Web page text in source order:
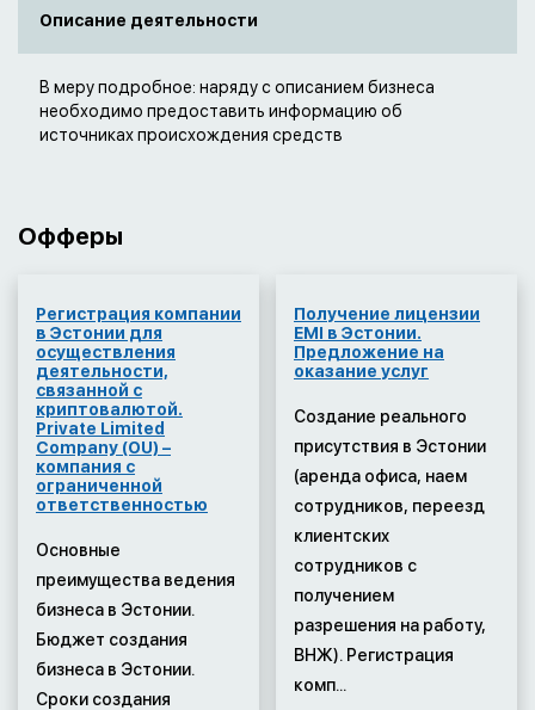
Описание деятельности
В меру подробное: наряду с описанием бизнеса
необходимо предоставить информацию об
источниках происхождения средств
Офферы
Регистрация компании
в Эстонии для
осуществления
деятельности,
связанной с
криптовалютой.
Private Limited
Company (OU) –
компания с
ограниченной
ответственностью
Основные
преимущества ведения
бизнеса в Эстонии.
Бюджет создания
бизнеса в Эстонии.
Сроки создания
Получение лицензии
EMI в Эстонии.
Предложение на
оказание услуг
Создание реального
присутствия в Эстонии
(аренда офиса, наем
сотрудников, переезд
клиентских
сотрудников с
получением
разрешения на работу,
ВНЖ). Регистрация
комп...